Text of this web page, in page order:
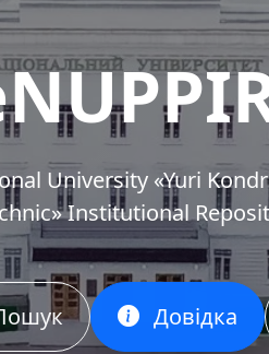
University «Yuri
Institutional
Довідка